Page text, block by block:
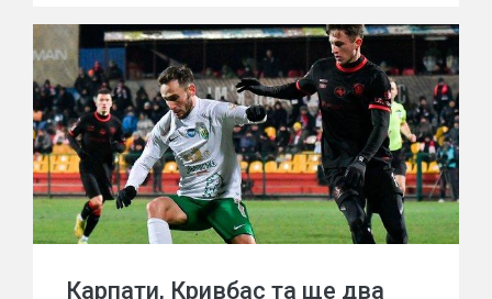
Карпати, Кривбас та ще два